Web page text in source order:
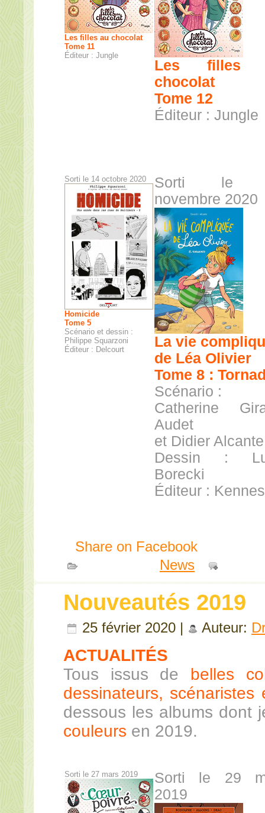
Les filles au chocolat
Tome 11
Éditeur : Jungle
Les filles
chocolat
Tome 12
Éditeur : Jungle
Sorti le 14 octobre 2020
Homicide
Tome 5
Scénario et dessin :
Philippe Squarzoni
Éditeur : Delcourt
Sorti le
novembre 2020
La vie
de Léa Olivier
Tome 8 :
Scénario :
Catherine
Audet
et Didier Alcante
Dessin :
Borecki
Éditeur : Kennes
Share on Facebook
News
Nouveautés 2019
25 février 2020 | Auteur:
ACTUALITÉS
Tous issus de belles
dessinateurs, scénaristes
dessous les albums dont
couleurs en 2019.
Sorti le 27 mars 2019
Sorti le 29
2019